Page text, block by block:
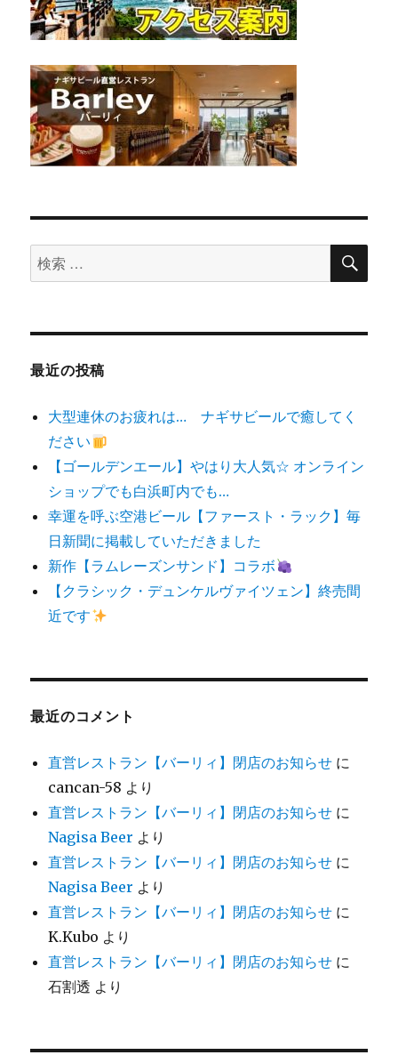
検
索
象:
検
最近の投稿
大型連休のお疲れは… ナギサビールで癒してく
ださい
【ゴールデンエール】やはり大人気☆ オンライン
ショップでも白浜町内でも…
幸運を呼ぶ空港ビール【ファースト・ラック】毎
日新聞に掲載していただきました
新作【ラムレーズンサンド】コラボ
【クラシック・デュンケルヴァイツェン】終売間
近です
最近のコメント
直営レストラン【バーリィ】閉店のお知らせ に
cancan-58 より
直営レストラン【バーリィ】閉店のお知らせ に
Nagisa Beer より
直営レストラン【バーリィ】閉店のお知らせ に
Nagisa Beer より
直営レストラン【バーリィ】閉店のお知らせ に
K.Kubo より
直営レストラン【バーリィ】閉店のお知らせ に
石割透 より